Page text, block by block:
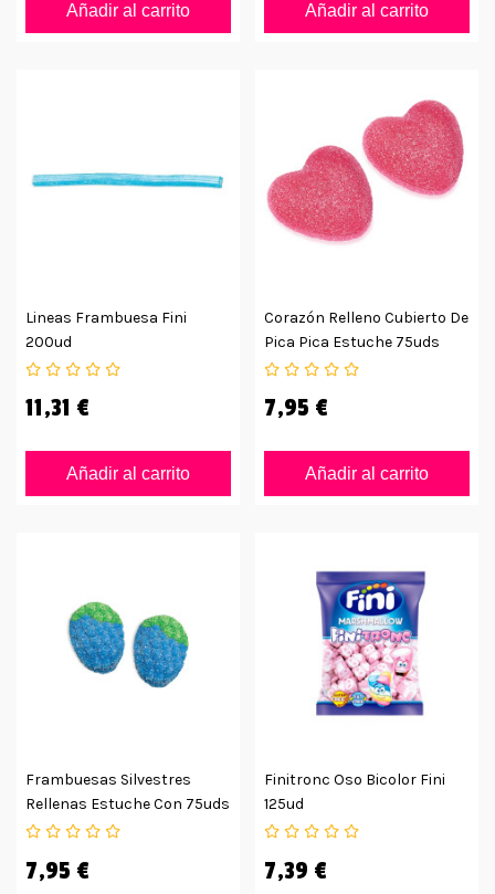
Añadir al carrito Añadir al carrito
Lineas Frambuesa Fini
200ud
11,31 €
Añadir al carrito
Corazón Relleno Cubierto De
Pica Pica Estuche 75uds
7,95 €
Añadir al carrito
Frambuesas Silvestres
Rellenas Estuche Con 75uds
7,95 €
Finitronc Oso Bicolor Fini
125ud
7,39 €